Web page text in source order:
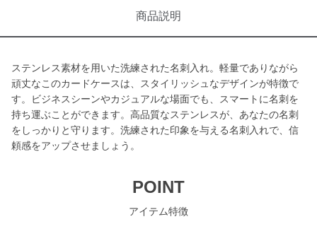
商品説明
ステンレス素材を用いた洗練された名刺入れ。軽量でありながら
頑丈なこのカードケースは、スタイリッシュなデザインが特徴で
す。ビジネスシーンやカジュアルな場面でも、スマートに名刺を
持ち運ぶことができます。高品質なステンレスが、あなたの名刺
をしっかりと守ります。洗練された印象を与える名刺入れで、信
頼感をアップさせましょう。
POINT
アイテム特徴